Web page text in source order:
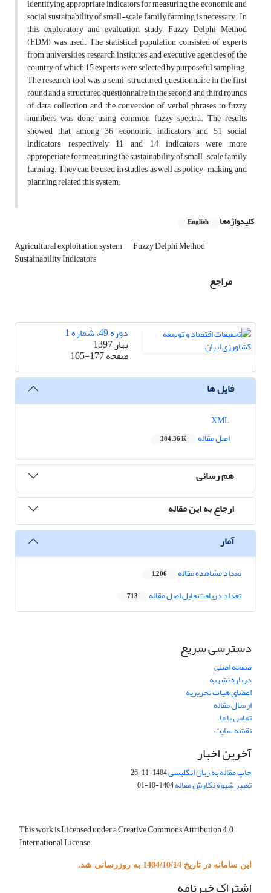
identifying appropriate indicators for measuring the economic and
social sustainability of small-scale family farming is necessary. In
this exploratory and evaluation study, Fuzzy Delphi Method
(FDM) was used. The statistical population consisted of experts
from universities, research institutes and executive agencies of the
country, of which 15 experts were selected by purposeful sampling.
The research tool was a semi-structured questionnaire in the first
round and a structured questionnaire in the second and third rounds
of data collection, and the conversion of verbal phrases to fuzzy
numbers was done using common fuzzy spectra. The results
showed that among 36 economic indicators and 51 social
indicators, respectively 11 and 14 indicators were more
approperiate for measuring the sustainability of small-scale family
farming. They can be used in studies, as well as policy-making and
planning related this system.
کلیدواژه‌ها English
Agricultural exploitation system Fuzzy Delphi Method
Sustainability Indicators
مراجع
دوره 49، شماره 1
بهار 1397
صفحه165-177
فایل ها
اصل مقاله
384.36 K
هم رسانی
ارجاع به این مقاله
آمار
تعداد مشاهده مقاله 1,206
تعداد دریافت فایل اصل مقاله 713
دسترسی سریع
صفحه اصلی
درباره نشریه
اعضای هیات تحریریه
ارسال مقاله
تماس با ما
نقشه سایت
آخرین اخبار
چاپ مقاله به زبان انگلیسی1404-11-26
تغییر شیوه نگارش مقاله1404-10-01
This work is Licensed under a Creative Commons Attribution 4.0
International License.
این سامانه در تاریخ 1404/10/14 به روزرسانی شد.
اشتراک خبرنامه